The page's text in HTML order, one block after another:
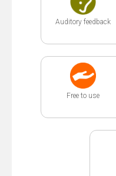
Auditory feedback
Free to use